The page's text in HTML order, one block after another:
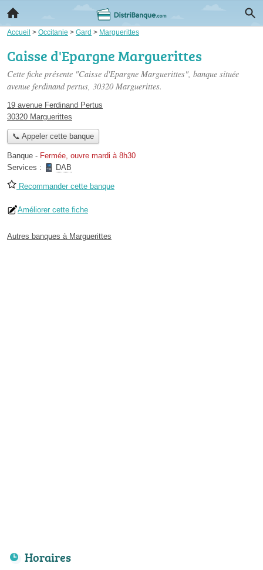
Accueil > Occitanie > Gard > Marguerittes
Caisse d'Epargne Marguerittes
Cette fiche présente "Caisse d'Epargne Marguerittes", banque située
avenue ferdinand pertus, 30320 Marguerittes.
19 avenue Ferdinand Pertus
30320 Marguerittes
📞 Appeler cette banque
Banque - Fermée, ouvre mardi à 8h30
Services :
DAB
Recommander cette banque
Améliorer cette fiche
Autres banques à Marguerittes
Horaires